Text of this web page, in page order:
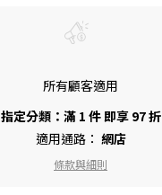
所有顧客適用
指定分類：滿 1 件 即享 97 折
適用通路： 網店
條款與細則